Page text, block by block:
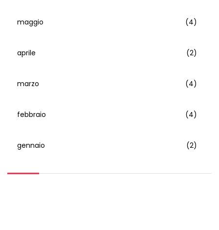
maggio (4)
aprile (2)
marzo (4)
febbraio (4)
gennaio (2)